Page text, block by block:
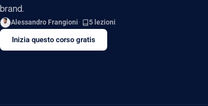
brand.
Alessandro Frangioni 5 lezioni
Inizia questo corso gratis